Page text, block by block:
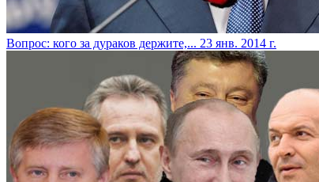
Вопрос: кого за дураков держите,... 23 янв. 2014 г.